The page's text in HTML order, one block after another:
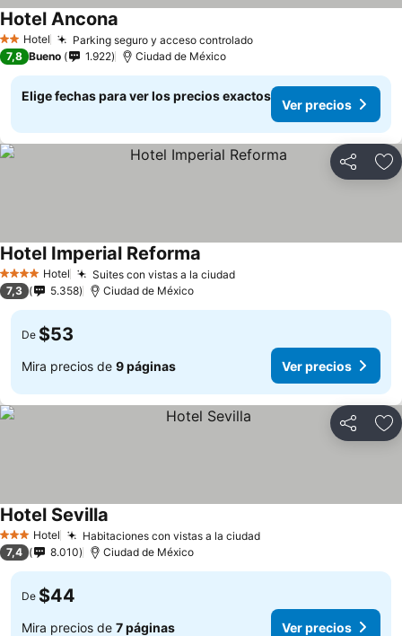
2 Estrellas
Hotel Parking seguro y acceso controlado
Hotel Ancona
7,8 Bueno 1.922 Ciudad de México
Elige fechas para ver los precios exactos
Ver precios
Compartir
4 EstrellasHotel Suites con vistas a la ciudad
Hotel Imperial Reforma
7,3 5.358 Ciudad de México
De $53
Mira precios de 9 páginas Ver precios
Compartir
3 Estrellas
Hotel Habitaciones con vistas a la ciudad
Hotel Sevilla
7,4 8.010 Ciudad de México
De $44
Mira precios de 7 páginas Ver precios